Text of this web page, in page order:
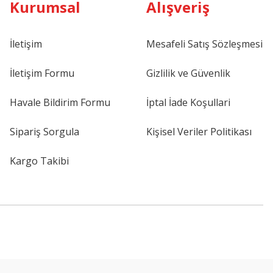
Kurumsal
İletişim
İletişim Formu
Havale Bildirim Formu
Sipariş Sorgula
Kargo Takibi
Alışveriş
Mesafeli Satış Sözleşmesi
Gizlilik ve Güvenlik
İptal İade Koşullari
Kişisel Veriler Politikası